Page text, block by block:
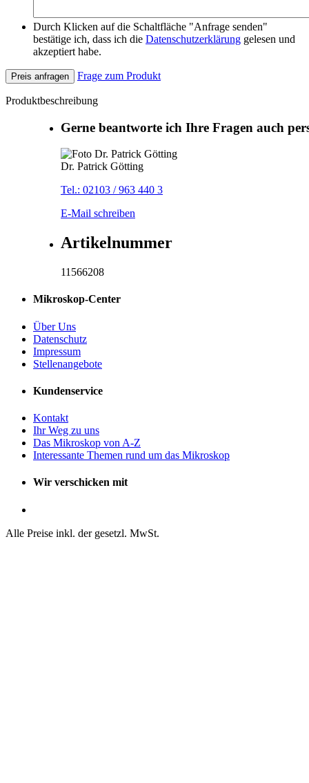
Durch Klicken auf die Schaltfläche "Anfrage senden"
bestätige ich, dass ich die Datenschutzerklärung gelesen und
akzeptiert habe.
Preis anfragen Frage zum Produkt
Produktbeschreibung
Gerne beantworte ich Ihre Fragen auch
Dr. Patrick Götting
Tel.: 02103 / 963 440 3
E-Mail schreiben
Artikelnummer
11566208
Mikroskop-Center
Über Uns
Datenschutz
Impressum
Stellenangebote
Kundenservice
Kontakt
Ihr Weg zu uns
Das Mikroskop von A-Z
Interessante Themen rund um das Mikroskop
Wir verschicken mit
Alle Preise inkl. der gesetzl. MwSt.